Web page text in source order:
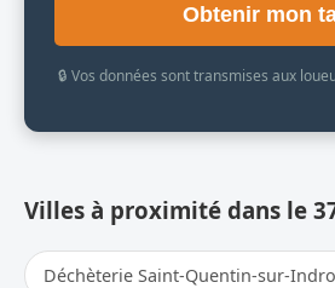
Obtenir mon
🔒 Vos données sont transmises aux
Villes à proximité dans le
Déchèterie Saint-Quentin-sur-